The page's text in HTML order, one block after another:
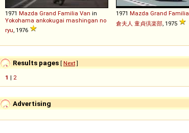
1971 Mazda Grand Familia Van in
Yokohama ankokugai mashingan no
ryu , 1976
1971 Mazda Grand Familia
倉夫人 童貞倶楽部 , 1975
Results pages [ Next]
1 | 2
Advertising